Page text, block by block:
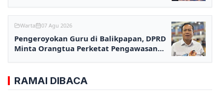
Warta 07 Agu 2026
Pengeroyokan Guru di Balikpapan, DPRD
Minta Orangtua Perketat Pengawasan
RAMAI DIBACA